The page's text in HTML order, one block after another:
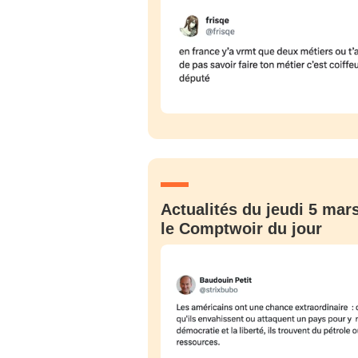
Actualités du jeudi 5
le Comptwoir du jour
PSEUDO*
EMAIL*
PASSWORD *
VOTRE PARTICIPATION
Que
tweets